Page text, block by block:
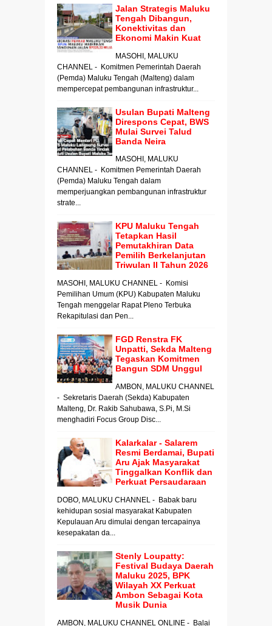
Jalan Strategis Maluku
Tengah Dibangun,
Konektivitas dan
Ekonomi Makin Kuat
MASOHI, MALUKU
CHANNEL - Komitmen Pemerintah Daerah
(Pemda) Maluku Tengah (Malteng) dalam
mempercepat pembangunan infrastruktur...
Usulan Bupati Malteng
Direspons Cepat, BWS
Mulai Survei Talud
Banda Neira
MASOHI, MALUKU
CHANNEL - Komitmen Pemerintah Daerah
(Pemda) Maluku Tengah dalam
memperjuangkan pembangunan infrastruktur
strate...
KPU Maluku Tengah
Tetapkan Hasil
Pemutakhiran Data
Pemilih Berkelanjutan
Triwulan II Tahun 2026
MASOHI, MALUKU CHANNEL - Komisi
Pemilihan Umum (KPU) Kabupaten Maluku
Tengah menggelar Rapat Pleno Terbuka
Rekapitulasi dan Pen...
FGD Renstra FK
Unpatti, Sekda Malteng
Tegaskan Komitmen
Bangun SDM Unggul
AMBON, MALUKU CHANNEL
- Sekretaris Daerah (Sekda) Kabupaten
Malteng, Dr. Rakib Sahubawa, S.Pi, M.Si
menghadiri Focus Group Disc...
Kalarkalar - Salarem
Resmi Berdamai, Bupati
Aru Ajak Masyarakat
Tinggalkan Konflik dan
Perkuat Persaudaraan
DOBO, MALUKU CHANNEL - Babak baru
kehidupan sosial masyarakat Kabupaten
Kepulauan Aru dimulai dengan tercapainya
kesepakatan da...
Stenly Loupatty:
Festival Budaya Daerah
Maluku 2025, BPK
Wilayah XX Perkuat
Ambon Sebagai Kota
Musik Dunia
AMBON, MALUKU CHANNEL ONLINE - Balai